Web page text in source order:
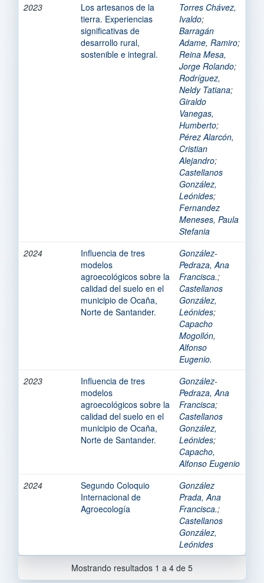
2023
Los artesanos de la
tierra. Experiencias
significativas de
desarrollo rural,
sostenible e integral.
Torres Chávez,
Ivaldo;
Barragán
Adame, Ramiro;
Reina Mesa,
Jorge Rolando;
Rodríguez,
Neldy Tatiana;
Giraldo
Vanegas,
Humberto;
Pérez Alarcón,
Cristian
Alejandro;
Castellanos
González,
Leónides;
Fernandez
Meneses, Paula
Stefania
2024
Influencia de tres
modelos
agroecológicos sobre la
calidad del suelo en el
municipio de Ocaña,
Norte de Santander.
González-
Pedraza, Ana
Francisca.;
Castellanos
González,
Leónides;
Capacho
Mogollón,
Alfonso
Eugenio.
2023
Influencia de tres
modelos
agroecológicos sobre la
calidad del suelo en el
municipio de Ocaña,
Norte de Santander.
González-
Pedraza, Ana
Francisca;
Castellanos
González,
Leónides;
Capacho,
Alfonso Eugenio
2024
Segundo Coloquio
Internacional de
Agroecología
González
Prada, Ana
Francisca.;
Castellanos
González,
Leónides
Mostrando resultados 1 a 4 de 5